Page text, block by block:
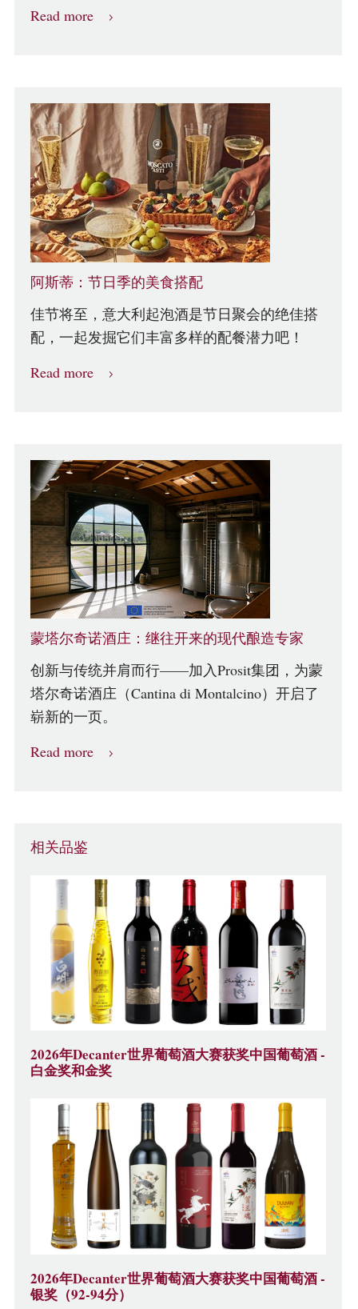
Read more
阿斯蒂：节日季的美食搭配
佳节将至，意大利起泡酒是节日聚会的绝佳搭
配，一起发掘它们丰富多样的配餐潜力吧！
Read more
蒙塔尔奇诺酒庄：继往开来的现代酿造专家
创新与传统并肩而行——加入Prosit集团，为蒙
塔尔奇诺酒庄（Cantina di Montalcino）开启了
崭新的一页。
Read more
相关品鉴
2026年Decanter世界葡萄酒大赛获奖中国葡萄酒 -
白金奖和金奖
2026年Decanter世界葡萄酒大赛获奖中国葡萄酒 -
银奖（92-94分）